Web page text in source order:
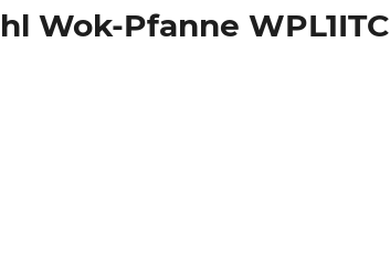
Wok-Pfanne WPL1ITC